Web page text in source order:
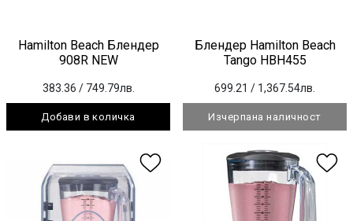
Hamilton Beach Блендер
908R NEW
383.36 / 749.79лв.
Добави в количка
Блендер Hamilton Beach
Tango HBH455
699.21 / 1,367.54лв.
Изчерпана наличност